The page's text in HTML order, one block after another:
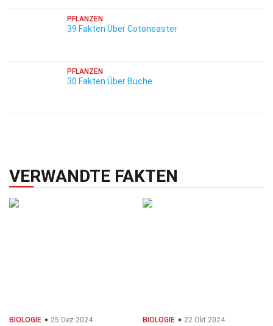
PFLANZEN
39 Fakten Über Cotoneaster
PFLANZEN
30 Fakten Über Buche
VERWANDTE FAKTEN
BIOLOGIE 25 Dez 2024 BIOLOGIE 22 Okt 2024